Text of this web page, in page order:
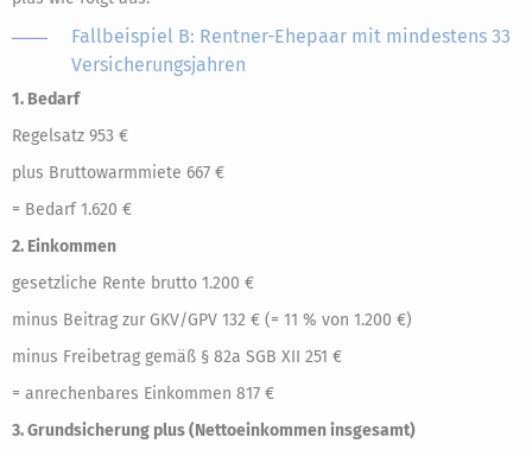
Fallbeispiel B: Rentner-Ehepaar mit mindestens 33
Versicherungsjahren
1. Bedarf
Regelsatz 953 €
plus Bruttowarmmiete 667 €
= Bedarf 1.620 €
2. Einkommen
gesetzliche Rente brutto 1.200 €
minus Beitrag zur GKV/GPV 132 € (= 11 % von 1.200 €)
minus Freibetrag gemäß § 82a SGB XII 251 €
= anrechenbares Einkommen 817 €
3. Grundsicherung plus (Nettoeinkommen insgesamt)